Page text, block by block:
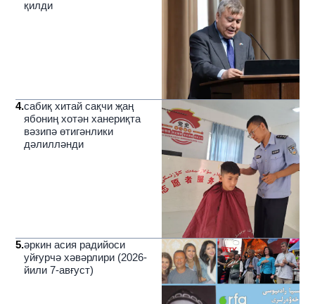
қилди
4.сабиқ хитай сақчи җаң
ябониң хотән ханериқта
вәзипә өтигәнлики
дәлилләнди
5.әркин асия радийоси
уйғурчә хәвәрлири (2026-
йили 7-авғуст)